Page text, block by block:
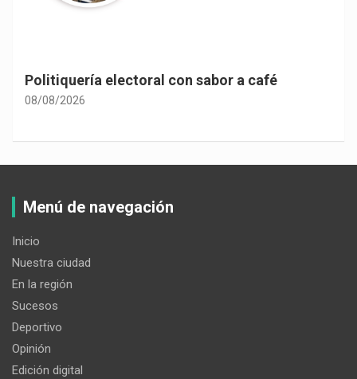
Politiquería electoral con sabor a café
08/08/2026
Menú de navegación
Inicio
Nuestra ciudad
En la región
Sucesos
Deportivo
Opinión
Edición digital